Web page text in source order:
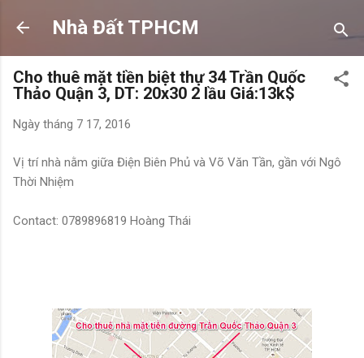
Chuyển đến nội dung chính
Nhà Đất TPHCM
Cho thuê mặt tiền biệt thự 34 Trần Quốc
Thảo Quận 3, DT: 20x30 2 lầu Giá:13k$
Ngày tháng 7 17, 2016
Vị trí nhà nằm giữa Điện Biên Phủ và Võ Văn Tần, gần với Ngô
Thời Nhiệm
Contact: 0789896819 Hoàng Thái